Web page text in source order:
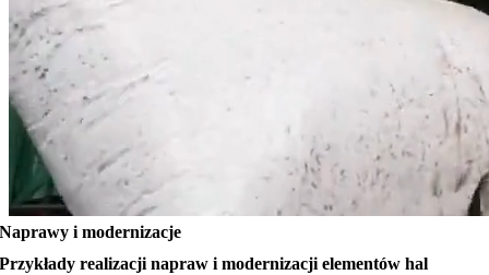
Naprawy i modernizacje
Przykłady realizacji napraw i modernizacji elementów hal